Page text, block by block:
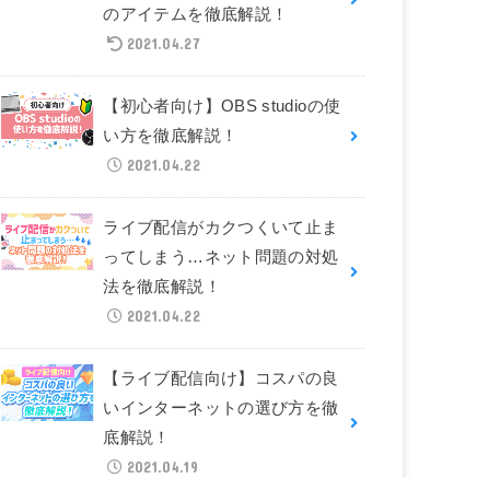
のアイテムを徹底解説！
2021.04.27
【初心者向け】OBS studioの使
い方を徹底解説！
2021.04.22
ライブ配信がカクつくいて止ま
ってしまう…ネット問題の対処
法を徹底解説！
2021.04.22
【ライブ配信向け】コスパの良
いインターネットの選び方を徹
底解説！
2021.04.19